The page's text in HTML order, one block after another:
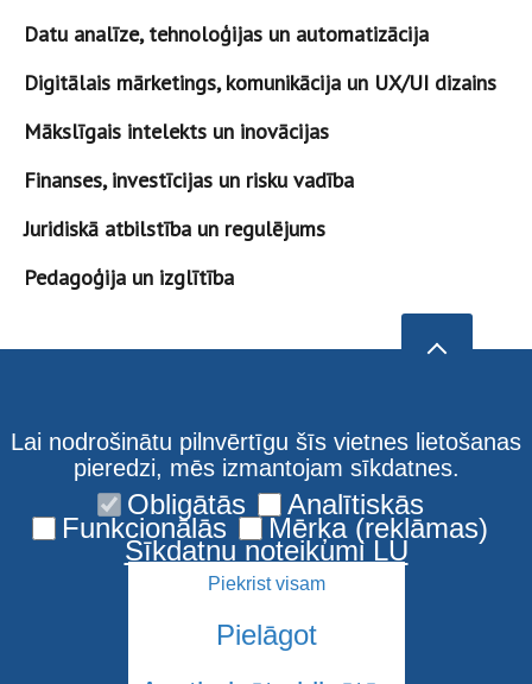
Datu analīze, tehnoloģijas un automatizācija
Digitālais mārketings, komunikācija un UX/UI dizains
Mākslīgais intelekts un inovācijas
Finanses, investīcijas un risku vadība
Juridiskā atbilstība un regulējums
Pedagoģija un izglītība
Lai nodrošinātu pilnvērtīgu šīs vietnes lietošanas
pieredzi, mēs izmantojam sīkdatnes.
Obligātās Analītiskās
Funkcionālās Mērķa (reklāmas)
Sīkdatņu noteikumi LU
Piekrist visam
Pielāgot